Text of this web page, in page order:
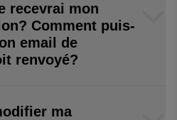
recevrai mon
Comment puis-
email de
renvoyé?
ma